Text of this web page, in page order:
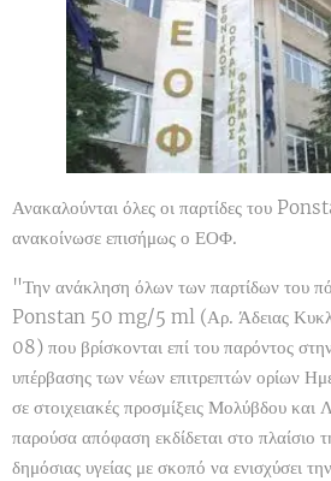
Ανακαλούνται όλες οι παρτίδες του
ανακοίνωσε επισήμως ο ΕΟΦ.
"Την ανάκληση όλων των παρτίδων του
Ponstan 50 mg/5 ml (Αρ. Άδειας
08) που βρίσκονται επί του παρόντος
υπέρβασης των νέων επιτρεπτών ορίων
σε στοιχειακές προσμίξεις Μολύβδου
παρούσα απόφαση εκδίδεται στο πλαίσιο
δημόσιας υγείας με σκοπό να ενισχύσει